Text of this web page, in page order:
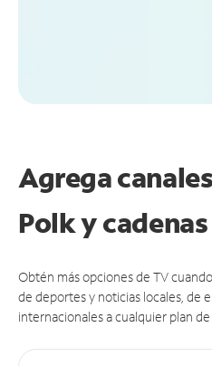
Agrega
Polk y
Obtén más opciones de TV
de deportes y noticias locales, de
internacionales a cualquier plan